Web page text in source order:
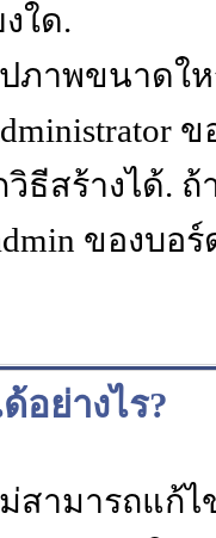
ใด.
ภาพขนาดใ
ธีสร้างได้.
ของบอ
อย่างไร?
สามารถแก้